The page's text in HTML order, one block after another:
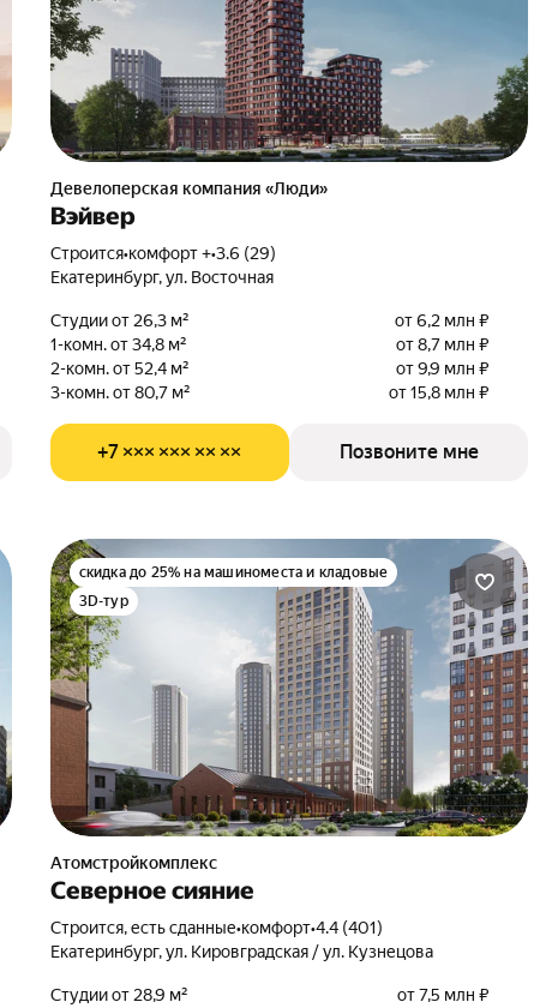
Девелоперская компания «Люди»
Вэйвер
Строится•комфорт +•3.6 (29)
Екатеринбург, ул. Восточная
Студии от 26,3 м²
от 6,2 млн ₽
1-комн. от 34,8 м²
от 8,7 млн ₽
2-комн. от 52,4 м²
от 9,9 млн ₽
3-комн. от 80,7 м²
от 15,8 млн ₽
+7 ××× ××× ×× ×× Позвоните мне
скидка до 25% на машиноместа и кладовые
3D-тур
Атомстройкомплекс
Северное сияние
Строится, есть сданные•комфорт•4.4 (401)
Екатеринбург, ул. Кировградская / ул. Кузнецова
Студии от 28,9 м²
от 7,5 млн ₽